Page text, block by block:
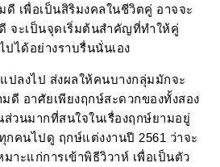
ดี เพื่อเป็นสิริมงคลในชีวิตคู่ อาจจะ
จะเป็นจุดเริ่มต้นสำคัญที่ทำให้คู่
ได้อย่างราบรื่นนั่นเอง
ปลงไป ส่งผลให้คนบางกลุ่มมักจะ
ดี อาศัยเพียงฤกษ์สะดวกของทั้งสอง
วนมากที่สนใจในเรื่องฤกษ์ยามอยู่
กคนไปดู ฤกษ์แต่งงานปี 2561 ว่าจะ
าะแก่การเข้าพิธีวิวาห์ เพื่อเป็นตัว